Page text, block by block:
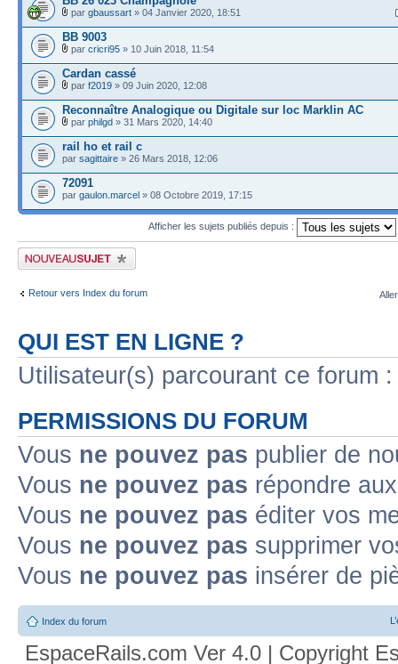
par gbaussart » 04 Janvier 2020, 18:51
BB 9003
par cricri95 » 10 Juin 2018, 11:54
Cardan cassé
par f2019 » 09 Juin 2020, 12:08
Reconnaître Analogique ou Digitale sur loc Marklin AC
par philgd » 31 Mars 2020, 14:40
rail ho et rail c
par sagittaire » 26 Mars 2018, 12:06
72091
par gaulon.marcel » 08 Octobre 2019, 17:15
Afficher les sujets publiés depuis :
Publier un nouveau sujet
Retour vers Index du forum
QUI EST EN LIGNE ?
Utilisateur(s) parcourant ce forum
PERMISSIONS DU FORUM
Vous ne pouvez pas publier de
Vous ne pouvez pas répondre
Vous ne pouvez pas éditer vos
Vous ne pouvez pas supprimer
Vous ne pouvez pas insérer de
Index du forum
EspaceRails.com Ver 4.0 | Copyright